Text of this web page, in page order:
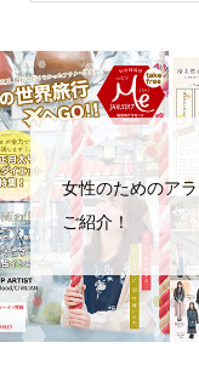
女性のためのア
ご紹介！